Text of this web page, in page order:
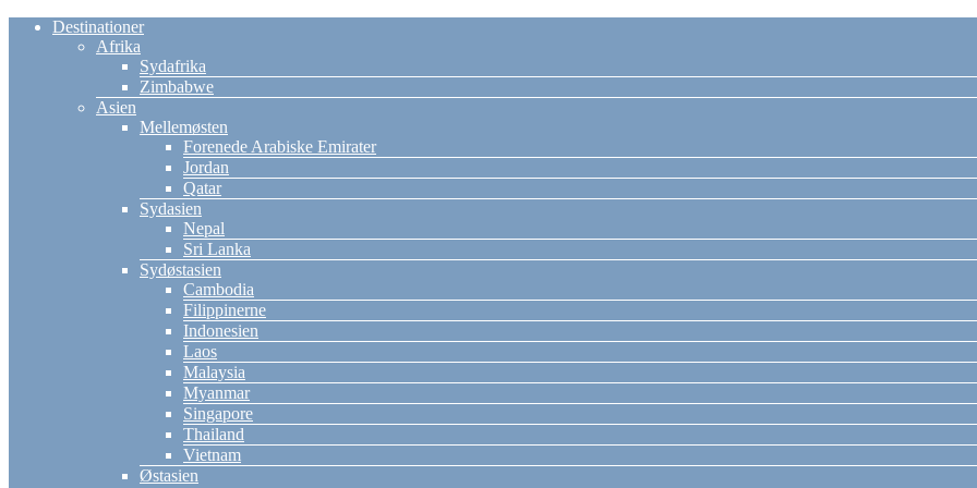
Destinationer
Afrika
Sydafrika
Zimbabwe
Asien
Mellemøsten
Forenede Arabiske Emirater
Jordan
Qatar
Sydasien
Nepal
Sri Lanka
Sydøstasien
Cambodia
Filippinerne
Indonesien
Laos
Malaysia
Myanmar
Singapore
Thailand
Vietnam
Østasien